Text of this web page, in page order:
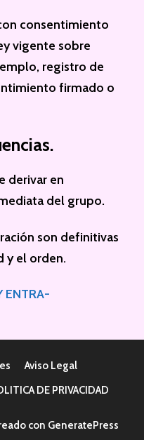
consentimiento
vigente sobre
registro de
firmado o
derivar en
del grupo.
son definitivas
y el orden.
ENTRA-
Aviso Legal
DE PRIVACIDAD
con GeneratePress